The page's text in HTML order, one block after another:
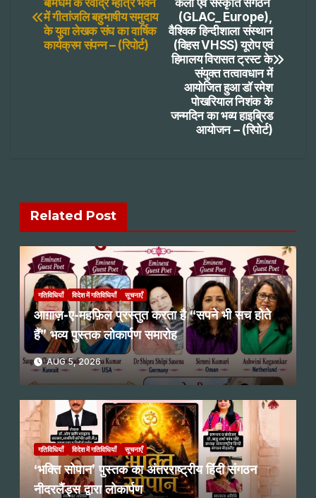
navigation
कला एवं संस्कृति संगठन
(GLAC_ Europe),
वैश्विक हिन्दीशाला संस्थान
(विहस VHSS) यूरोप एवं
हिमालय विरासत ट्रस्ट के
संयुक्त तत्वावधान में
आयोजित हुआ डॉ रमेश
पोखरियाल निशंक के
जन्मदिन का भव्य हाइब्रिड
आयोजन – (रिपोर्ट)
बर्मिंघम के रवींद्र म्हात्रे भवन
में गीतांजलि बहुभाषीय समुदाय
के युवा लेखक संघ का वार्षिक
कार्यक्रम संपन्न – (रिपोर्ट)
Related Post
गतिविधियाँ विदेश में गतिविधियाँ सूचनाएँ
आग़ाज़-ए-महफ़िल प्रस्तुत करता है “सपने भी सच होते
हैं” भव्य पुस्तक लोकार्पण समारोह
AUG 5, 2026
गतिविधियाँ विदेश में गतिविधियाँ सूचनाएँ
‘भक्ति सोपान’ पुस्तक का अंतरराष्ट्रीय हिंदी संगठन
नीदरलैंड्स द्वारा लोकार्पण